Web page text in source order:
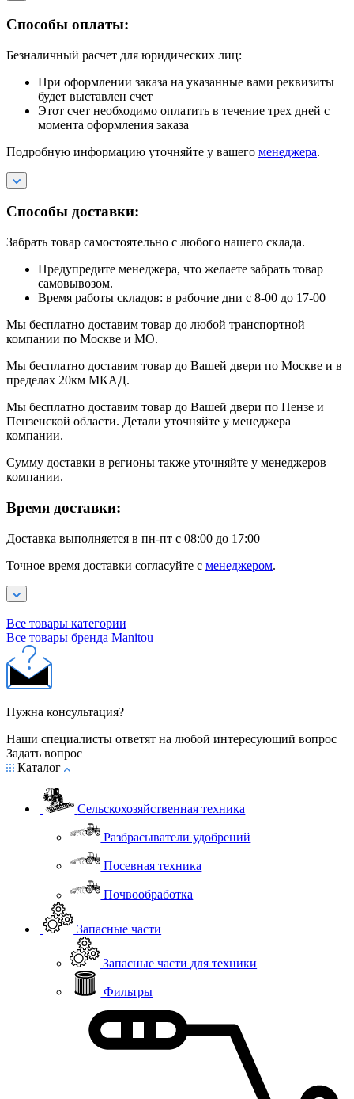
Способы оплаты:
Безналичный расчет для юридических лиц:
При оформлении заказа на указанные вами реквизиты
будет выставлен счет
Этот счет необходимо оплатить в течение трех дней с
момента оформления заказа
Подробную информацию уточняйте у вашего менеджера.
Способы доставки:
Забрать товар самостоятельно с любого нашего склада.
Предупредите менеджера, что желаете забрать товар
самовывозом.
Время работы складов: в рабочие дни с 8-00 до 17-00
Мы бесплатно доставим товар до любой транспортной
компании по Москве и МО.
Мы бесплатно доставим товар до Вашей двери по Москве и в
пределах 20км МКАД.
Мы бесплатно доставим товар до Вашей двери по Пензе и
Пензенской области. Детали уточняйте у менеджера
компании.
Сумму доставки в регионы также уточняйте у менеджеров
компании.
Время доставки:
Доставка выполняется в пн-пт с 08:00 до 17:00
Точное время доставки согласуйте с менеджером.
Все товары категории
Все товары бренда Manitou
Нужна консультация?
Наши специалисты ответят на любой интересующий вопрос
Задать вопрос
Каталог
Сельскохозяйственная техника
Разбрасыватели удобрений
Посевная техника
Почвообработка
Запасные части
Запасные части для техники
Фильтры